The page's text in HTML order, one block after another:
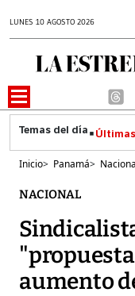
LUNES 10 AGOSTO 2026
Inicio> Panamá>
NACIONAL
aumento